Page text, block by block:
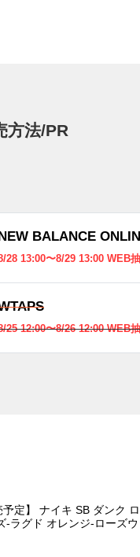
方法/PR
BALANCE
28 13:00〜8/29 13:00 WEB
25 12:00〜8/26 12:00 WEB
予定】 ナイキ SB ダンク
-ラグド オレンジ-ローズウ